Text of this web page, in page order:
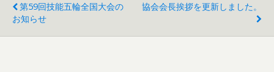
第59回技能五輪全国大会の
お知らせ
協会会長挨拶を更新しました。